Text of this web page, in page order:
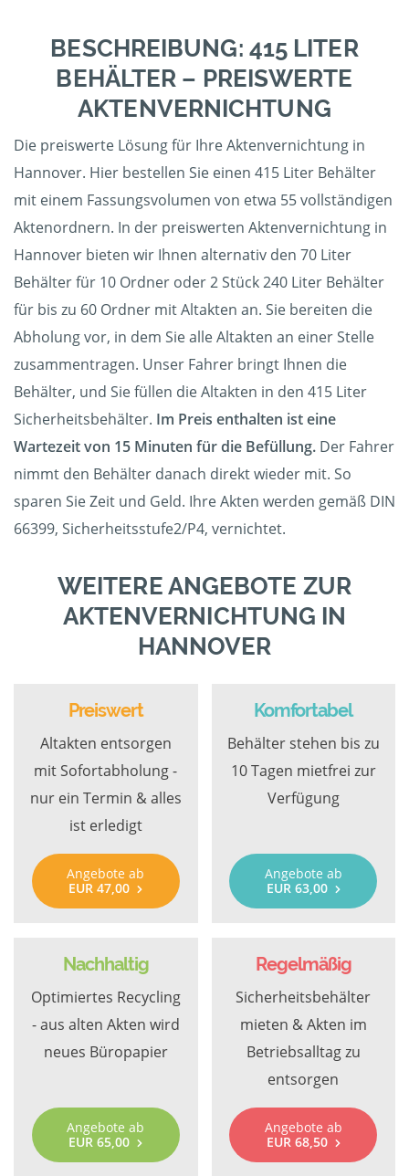
BESCHREIBUNG: 415 LITER
BEHÄLTER – PREISWERTE
AKTENVERNICHTUNG
Die preiswerte Lösung für Ihre Aktenvernichtung in
Hannover. Hier bestellen Sie einen 415 Liter Behälter
mit einem Fassungsvolumen von etwa 55 vollständigen
Aktenordnern. In der preiswerten Aktenvernichtung in
Hannover bieten wir Ihnen alternativ den 70 Liter
Behälter für 10 Ordner oder 2 Stück 240 Liter Behälter
für bis zu 60 Ordner mit Altakten an. Sie bereiten die
Abholung vor, in dem Sie alle Altakten an einer Stelle
zusammentragen. Unser Fahrer bringt Ihnen die
Behälter, und Sie füllen die Altakten in den 415 Liter
Sicherheitsbehälter. Im Preis enthalten ist eine
Wartezeit von 15 Minuten für die Befüllung. Der Fahrer
nimmt den Behälter danach direkt wieder mit. So
sparen Sie Zeit und Geld. Ihre Akten werden gemäß DIN
66399, Sicherheitsstufe2/P4, vernichtet.
WEITERE ANGEBOTE ZUR
AKTENVERNICHTUNG IN
HANNOVER
Preiswert
Altakten entsorgen
mit Sofortabholung -
nur ein Termin & alles
ist erledigt
Angebote ab
EUR 47,00
Komfortabel
Behälter stehen bis zu
10 Tagen mietfrei zur
Verfügung
Angebote ab
EUR 63,00
Nachhaltig
Optimiertes Recycling
- aus alten Akten wird
neues Büropapier
Angebote ab
EUR 65,00
Regelmäßig
Sicherheitsbehälter
mieten & Akten im
Betriebsalltag zu
entsorgen
Angebote ab
EUR 68,50